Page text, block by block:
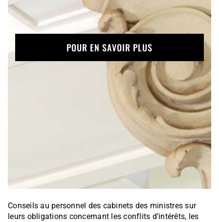
POUR EN SAVOIR PLUS
Conseils au personnel des cabinets des ministres sur
leurs obligations concernant les conflits d’intérêts, les